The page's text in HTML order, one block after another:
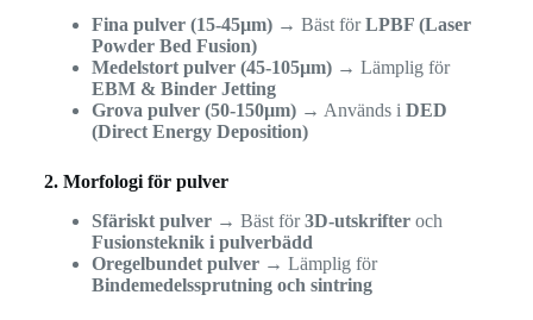
Fina pulver (15-45µm)→ Bäst förLPBF (Laser
Powder Bed Fusion)
Medelstort pulver (45-105µm)→ Lämplig för
EBM & Binder Jetting
Grova pulver (50-150µm)→ Används i DED
(Direct Energy Deposition)
2. Morfologi för pulver
Sfäriskt pulver→ Bäst för3D-utskrifteroch
Fusionsteknik i pulverbädd
Oregelbundet pulver→ Lämplig för
Bindemedelssprutning och sintring